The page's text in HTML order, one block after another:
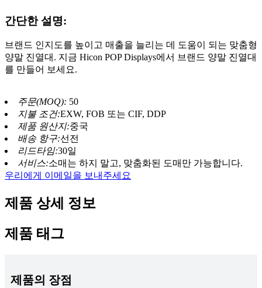
간단한 설명:
브랜드 인지도를 높이고 매출을 늘리는 데 도움이 되는 맞춤형
양말 진열대. 지금 Hicon POP Displays에서 브랜드 양말 진열대
를 만들어 보세요.
주문(MOQ): 50
지불 조건:EXW, FOB 또는 CIF, DDP
제품 원산지:중국
배송 항구:선전
리드타임:30일
서비스:소매는 하지 말고, 맞춤화된 도매만 가능합니다.
우리에게 이메일을 보내주세요
제품 상세 정보
제품 태그
제품의 장점